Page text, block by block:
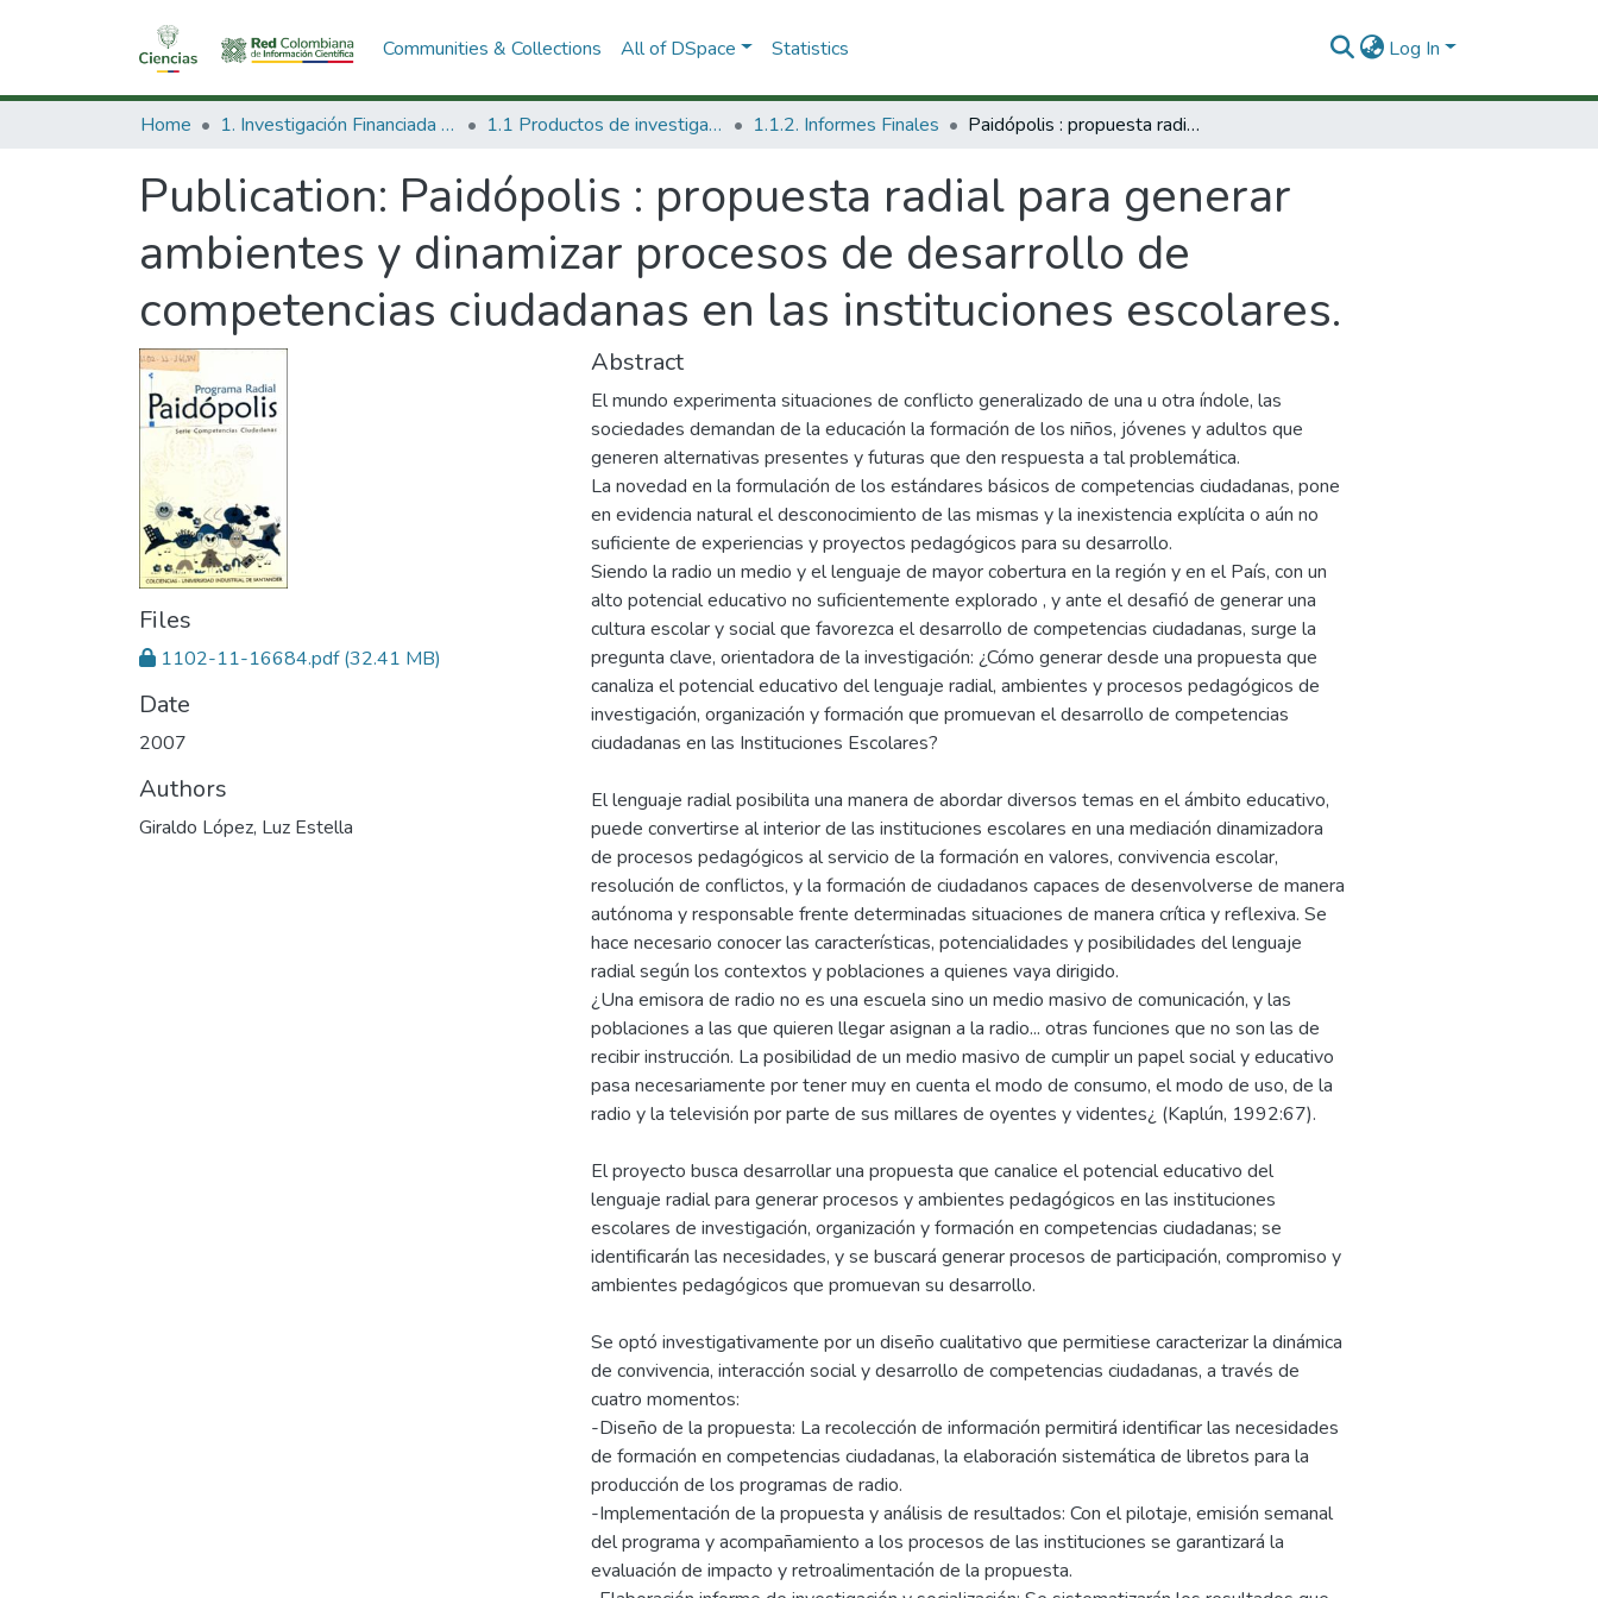
Communities & Collections All of DSpace Statistics Log In
Home 1. Investigación Financiada con Recursos Públicos 1.1 Productos de investigación 1.1.2. Informes Finales Paidópolis : propuesta radial para generar ambientes y dinamizar procesos de desarrollo de competencias ciudadanas en las instituciones escolares.
Publication: Paidópolis : propuesta radial para generar
ambientes y dinamizar procesos de desarrollo de
competencias ciudadanas en las instituciones escolares.
Files
1102-11-16684.pdf(32.41 MB)
Date
2007
Authors
Giraldo López, Luz Estella
Abstract
El mundo experimenta situaciones de conflicto generalizado de una u otra índole, las
sociedades demandan de la educación la formación de los niños, jóvenes y adultos que
generen alternativas presentes y futuras que den respuesta a tal problemática.
La novedad en la formulación de los estándares básicos de competencias ciudadanas, pone
en evidencia natural el desconocimiento de las mismas y la inexistencia explícita o aún no
suficiente de experiencias y proyectos pedagógicos para su desarrollo.
Siendo la radio un medio y el lenguaje de mayor cobertura en la región y en el País, con un
alto potencial educativo no suficientemente explorado , y ante el desafió de generar una
cultura escolar y social que favorezca el desarrollo de competencias ciudadanas, surge la
pregunta clave, orientadora de la investigación: ¿Cómo generar desde una propuesta que
canaliza el potencial educativo del lenguaje radial, ambientes y procesos pedagógicos de
investigación, organización y formación que promuevan el desarrollo de competencias
ciudadanas en las Instituciones Escolares?
El lenguaje radial posibilita una manera de abordar diversos temas en el ámbito educativo,
puede convertirse al interior de las instituciones escolares en una mediación dinamizadora
de procesos pedagógicos al servicio de la formación en valores, convivencia escolar,
resolución de conflictos, y la formación de ciudadanos capaces de desenvolverse de manera
autónoma y responsable frente determinadas situaciones de manera crítica y reflexiva. Se
hace necesario conocer las características, potencialidades y posibilidades del lenguaje
radial según los contextos y poblaciones a quienes vaya dirigido.
¿Una emisora de radio no es una escuela sino un medio masivo de comunicación, y las
poblaciones a las que quieren llegar asignan a la radio... otras funciones que no son las de
recibir instrucción. La posibilidad de un medio masivo de cumplir un papel social y educativo
pasa necesariamente por tener muy en cuenta el modo de consumo, el modo de uso, de la
radio y la televisión por parte de sus millares de oyentes y videntes¿ (Kaplún, 1992:67).
El proyecto busca desarrollar una propuesta que canalice el potencial educativo del
lenguaje radial para generar procesos y ambientes pedagógicos en las instituciones
escolares de investigación, organización y formación en competencias ciudadanas; se
identificarán las necesidades, y se buscará generar procesos de participación, compromiso y
ambientes pedagógicos que promuevan su desarrollo.
Se optó investigativamente por un diseño cualitativo que permitiese caracterizar la dinámica
de convivencia, interacción social y desarrollo de competencias ciudadanas, a través de
cuatro momentos:
-Diseño de la propuesta: La recolección de información permitirá identificar las necesidades
de formación en competencias ciudadanas, la elaboración sistemática de libretos para la
producción de los programas de radio.
-Implementación de la propuesta y análisis de resultados: Con el pilotaje, emisión semanal
del programa y acompañamiento a los procesos de las instituciones se garantizará la
evaluación de impacto y retroalimentación de la propuesta.